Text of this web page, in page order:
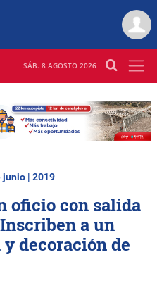
SÁB. 8 AGOSTO 2026
junio | 2019
oficio con salida
a un
decoración de